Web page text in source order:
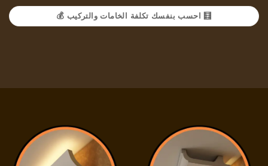
🧮 احسب بنفسك تكلفة الخامات والتركيب 💰